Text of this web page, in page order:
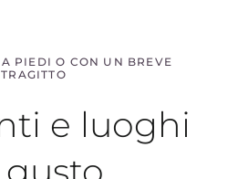
PIEDI O CON UN BREVE
TRAGITTO
e luoghi